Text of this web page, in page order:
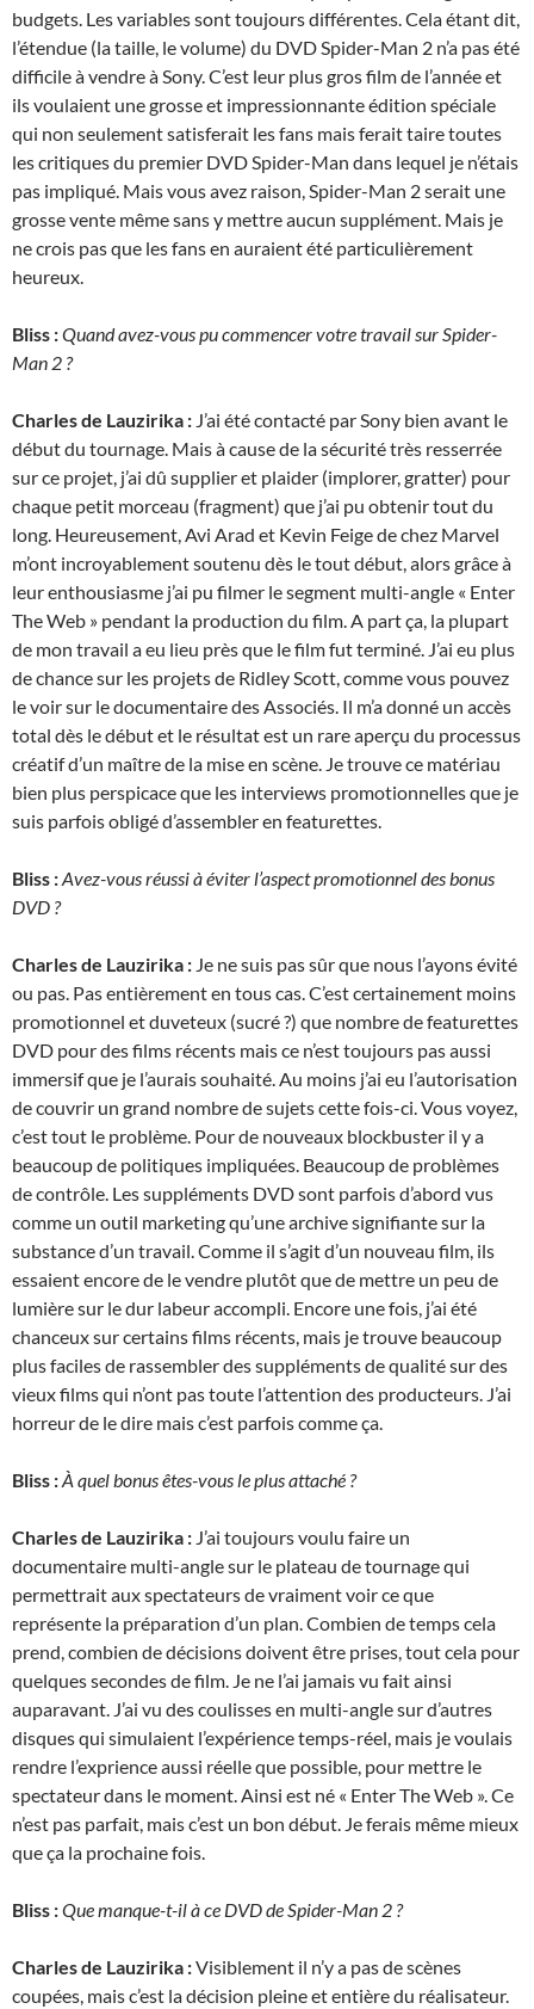
budgets. Les variables sont toujours différentes. Cela étant dit,
l’étendue (la taille, le volume) du DVD Spider-Man 2 n’a pas été
difficile à vendre à Sony. C’est leur plus gros film de l’année et
ils voulaient une grosse et impressionnante édition spéciale
qui non seulement satisferait les fans mais ferait taire toutes
les critiques du premier DVD Spider-Man dans lequel je n’étais
pas impliqué. Mais vous avez raison, Spider-Man 2 serait une
grosse vente même sans y mettre aucun supplément. Mais je
ne crois pas que les fans en auraient été particulièrement
heureux.
Bliss :Quand avez-vous pu commencer votre travail sur Spider-
Man 2 ?
Charles de Lauzirika : J’ai été contacté par Sony bien avant le
début du tournage. Mais à cause de la sécurité très resserrée
sur ce projet, j’ai dû supplier et plaider (implorer, gratter) pour
chaque petit morceau (fragment) que j’ai pu obtenir tout du
long. Heureusement, Avi Arad et Kevin Feige de chez Marvel
m’ont incroyablement soutenu dès le tout début, alors grâce à
leur enthousiasme j’ai pu filmer le segment multi-angle « Enter
The Web » pendant la production du film. A part ça, la plupart
de mon travail a eu lieu près que le film fut terminé. J’ai eu plus
de chance sur les projets de Ridley Scott, comme vous pouvez
le voir sur le documentaire des Associés. Il m’a donné un accès
total dès le début et le résultat est un rare aperçu du processus
créatif d’un maître de la mise en scène. Je trouve ce matériau
bien plus perspicace que les interviews promotionnelles que je
suis parfois obligé d’assembler en featurettes.
Bliss :Avez-vous réussi à éviter l’aspect promotionnel des bonus
DVD ?
Charles de Lauzirika : Je ne suis pas sûr que nous l’ayons évité
ou pas. Pas entièrement en tous cas. C’est certainement moins
promotionnel et duveteux (sucré ?) que nombre de featurettes
DVD pour des films récents mais ce n’est toujours pas aussi
immersif que je l’aurais souhaité. Au moins j’ai eu l’autorisation
de couvrir un grand nombre de sujets cette fois-ci. Vous voyez,
c’est tout le problème. Pour de nouveaux blockbuster il y a
beaucoup de politiques impliquées. Beaucoup de problèmes
de contrôle. Les suppléments DVD sont parfois d’abord vus
comme un outil marketing qu’une archive signifiante sur la
substance d’un travail. Comme il s’agit d’un nouveau film, ils
essaient encore de le vendre plutôt que de mettre un peu de
lumière sur le dur labeur accompli. Encore une fois, j’ai été
chanceux sur certains films récents, mais je trouve beaucoup
plus faciles de rassembler des suppléments de qualité sur des
vieux films qui n’ont pas toute l’attention des producteurs. J’ai
horreur de le dire mais c’est parfois comme ça.
Bliss :À quel bonus êtes-vous le plus attaché ?
Charles de Lauzirika : J’ai toujours voulu faire un
documentaire multi-angle sur le plateau de tournage qui
permettrait aux spectateurs de vraiment voir ce que
représente la préparation d’un plan. Combien de temps cela
prend, combien de décisions doivent être prises, tout cela pour
quelques secondes de film. Je ne l’ai jamais vu fait ainsi
auparavant. J’ai vu des coulisses en multi-angle sur d’autres
disques qui simulaient l’expérience temps-réel, mais je voulais
rendre l’exprience aussi réelle que possible, pour mettre le
spectateur dans le moment. Ainsi est né « Enter The Web ». Ce
n’est pas parfait, mais c’est un bon début. Je ferais même mieux
que ça la prochaine fois.
Bliss :Que manque-t-il à ce DVD de Spider-Man 2 ?
Charles de Lauzirika :Visiblement il n’y a pas de scènes
coupées, mais c’est la décision pleine et entière du réalisateur.